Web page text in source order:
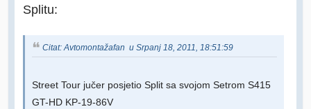
Splitu:
Citat: Avtomontažafan u Srpanj 18, 2011, 18:51:59
Street Tour jučer posjetio Split sa svojom Setrom S415
GT-HD KP-19-86V